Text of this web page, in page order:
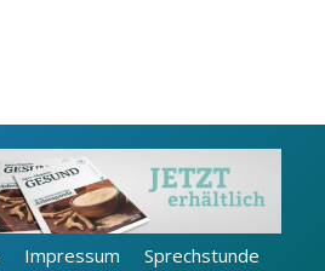
Impressum
Sprechstunde